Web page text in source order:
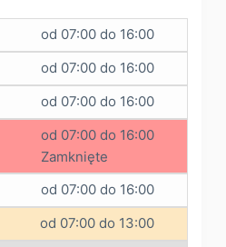
od 07:00 do 16:00
od 07:00 do 16:00
od 07:00 do 16:00
od 07:00 do 16:00
Zamknięte
od 07:00 do 16:00
od 07:00 do 13:00